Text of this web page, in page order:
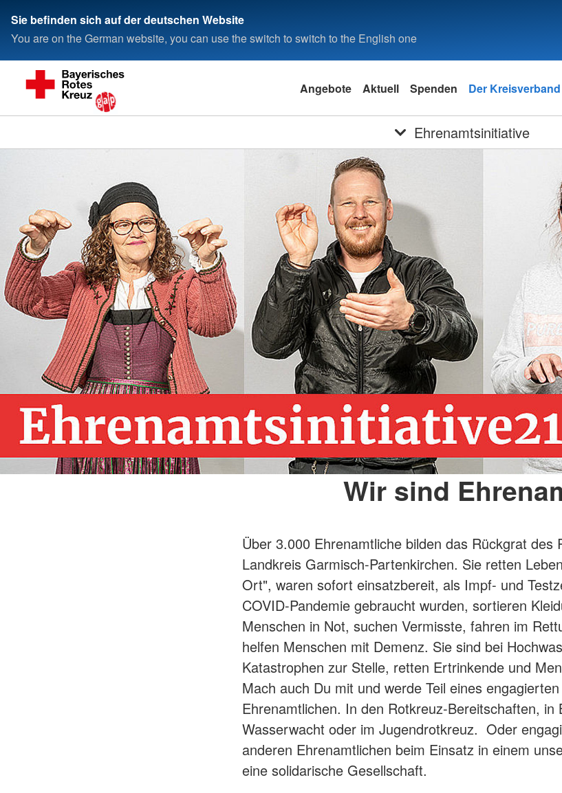
Sie befinden sich auf der deutschen Website
You are on the German website, you can use the switch to switch to the English one
Angebote Aktuell Spenden Der Kreisverband
Ehrenamtsinitiative
Wir sind
Über 3.000 Ehrenamtliche bilden das Rückgrat des
Landkreis Garmisch-Partenkirchen. Sie retten
Ort", waren sofort einsatzbereit, als Impf- und
COVID-Pandemie gebraucht wurden, sortieren
Menschen in Not, suchen Vermisste, fahren im
helfen Menschen mit Demenz. Sie sind bei
Katastrophen zur Stelle, retten Ertrinkende und
Mach auch Du mit und werde Teil eines
Ehrenamtlichen. In den Rotkreuz-Bereitschaften, in
Wasserwacht oder im Jugendrotkreuz. Oder
anderen Ehrenamtlichen beim Einsatz in einem
eine solidarische Gesellschaft.